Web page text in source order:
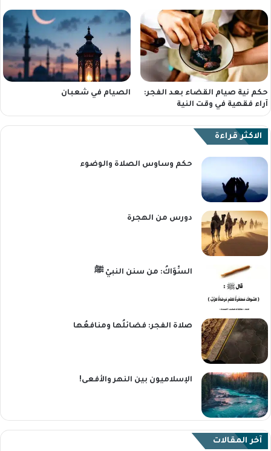
حكم نية صيام القضاء بعد الفجر:
آراء فقهية في وقت النية
الصيام في شعبان
الاكثر قراءة
حكم وساوس الصلاة والوضوء
دورس من الهجرة
السِّوَاكُ: من سنن النبيّ ﷺ
صلاة الفجر: فضائلُها ومنافعُها
الإسلاميون بين النهر والأفعى!
آخر المقالات